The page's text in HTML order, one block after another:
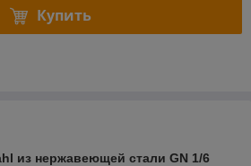
Купить
из нержавеющей стали GN 1/6